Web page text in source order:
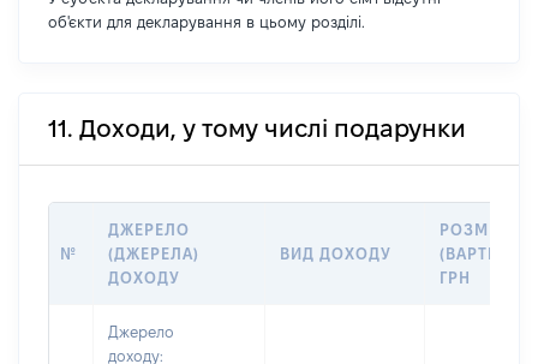
об'єкти для декларування в цьому розділі.
11. Доходи, у тому числі подарунки
№
ДЖЕРЕЛО
(ДЖЕРЕЛА)
ДОХОДУ
ВИД ДОХОДУ
РОЗМІР
(ВАРТІСТЬ),
ГРН
Джерело
доходу: